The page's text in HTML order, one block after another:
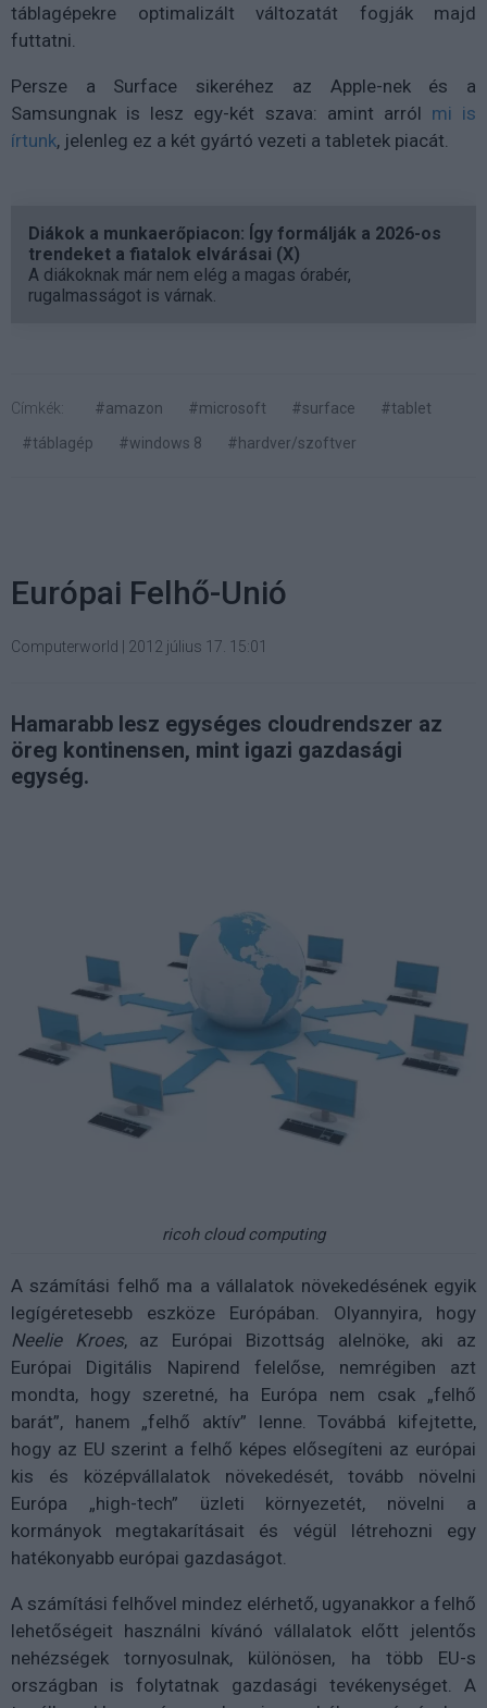
táblagépekre optimalizált változatát fogják majd
futtatni.
Persze a Surface sikeréhez az Apple-nek és a
Samsungnak is lesz egy-két szava: amint arról mi is
írtunk, jelenleg ez a két gyártó vezeti a tabletek piacát.
Diákok a munkaerőpiacon: Így formálják a 2026-os
trendeket a fiatalok elvárásai (X)
A diákoknak már nem elég a magas órabér,
rugalmasságot is várnak.
Címkék: #amazon #microsoft #surface
#tablet
#táblagép
#windows 8 #hardver/szoftver
Európai Felhő-Unió
Computerworld 2012 július 17. 15:01
Hamarabb lesz egységes cloudrendszer az
öreg kontinensen, mint igazi gazdasági
egység.
ricoh cloud computing
A számítási felhő ma a vállalatok növekedésének egyik
legígéretesebb eszköze Európában. Olyannyira, hogy
Neelie Kroes, az Európai Bizottság alelnöke, aki az
Európai Digitális Napirend felelőse, nemrégiben azt
mondta, hogy szeretné, ha Európa nem csak „felhő
barát”, hanem „felhő aktív” lenne. Továbbá kifejtette,
hogy az EU szerint a felhő képes elősegíteni az európai
kis és középvállalatok növekedését, tovább növelni
Európa „high-tech” üzleti környezetét, növelni a
kormányok megtakarításait és végül létrehozni egy
hatékonyabb európai gazdaságot.
A számítási felhővel mindez elérhető, ugyanakkor a felhő
lehetőségeit használni kívánó vállalatok előtt jelentős
nehézségek tornyosulnak, különösen, ha több EU-s
országban is folytatnak gazdasági tevékenységet. A